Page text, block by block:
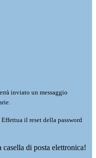
inviato un messaggio
il reset della password
di posta elettronica!